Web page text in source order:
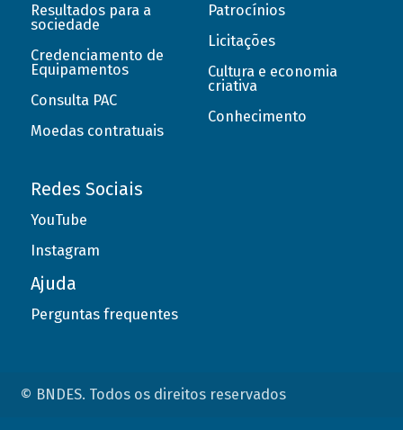
Resultados para a
sociedade
Credenciamento de
Equipamentos
Consulta PAC
Moedas contratuais
Patrocínios
Licitações
Cultura e economia
criativa
Conhecimento
Redes Sociais
YouTube
Instagram
Ajuda
Perguntas frequentes
© BNDES. Todos os direitos reservados